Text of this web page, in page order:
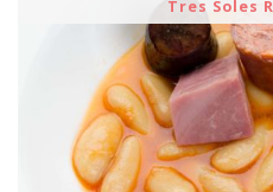
Tres Soles